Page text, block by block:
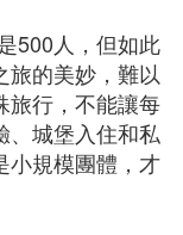
500人，但如此
旅的美妙，難以
旅行，不能讓每
、城堡入住和私
小規模團體，才